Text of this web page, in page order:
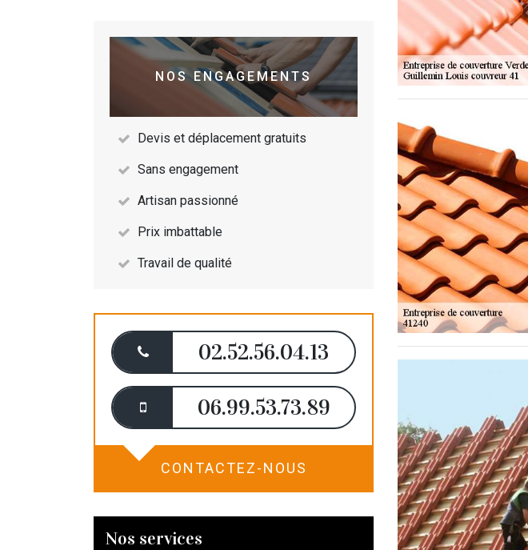
NOS ENGAGEMENTS
Devis et déplacement gratuits
Sans engagement
Artisan passionné
Prix imbattable
Travail de qualité
02.52.56.04.13
06.99.53.73.89
CONTACTEZ-NOUS
Nos services